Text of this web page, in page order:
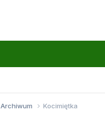
Archiwum Kocimiętka